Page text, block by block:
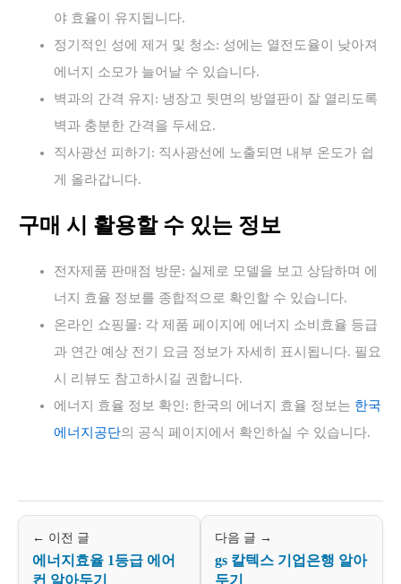
야 효율이 유지됩니다.
정기적인 성에 제거 및 청소: 성에는 열전도율이 낮아져
에너지 소모가 늘어날 수 있습니다.
벽과의 간격 유지: 냉장고 뒷면의 방열판이 잘 열리도록
벽과 충분한 간격을 두세요.
직사광선 피하기: 직사광선에 노출되면 내부 온도가 쉽
게 올라갑니다.
구매 시 활용할 수 있는 정보
전자제품 판매점 방문: 실제로 모델을 보고 상담하며 에
너지 효율 정보를 종합적으로 확인할 수 있습니다.
온라인 쇼핑몰: 각 제품 페이지에 에너지 소비효율 등급
과 연간 예상 전기 요금 정보가 자세히 표시됩니다. 필요
시 리뷰도 참고하시길 권합니다.
에너지 효율 정보 확인: 한국의 에너지 효율 정보는 한국
에너지공단의 공식 페이지에서 확인하실 수 있습니다.
← 이전 글
에너지효율 1등급 에어
컨 알아두기
다음 글 →
gs 칼텍스 기업은행 알아
두기